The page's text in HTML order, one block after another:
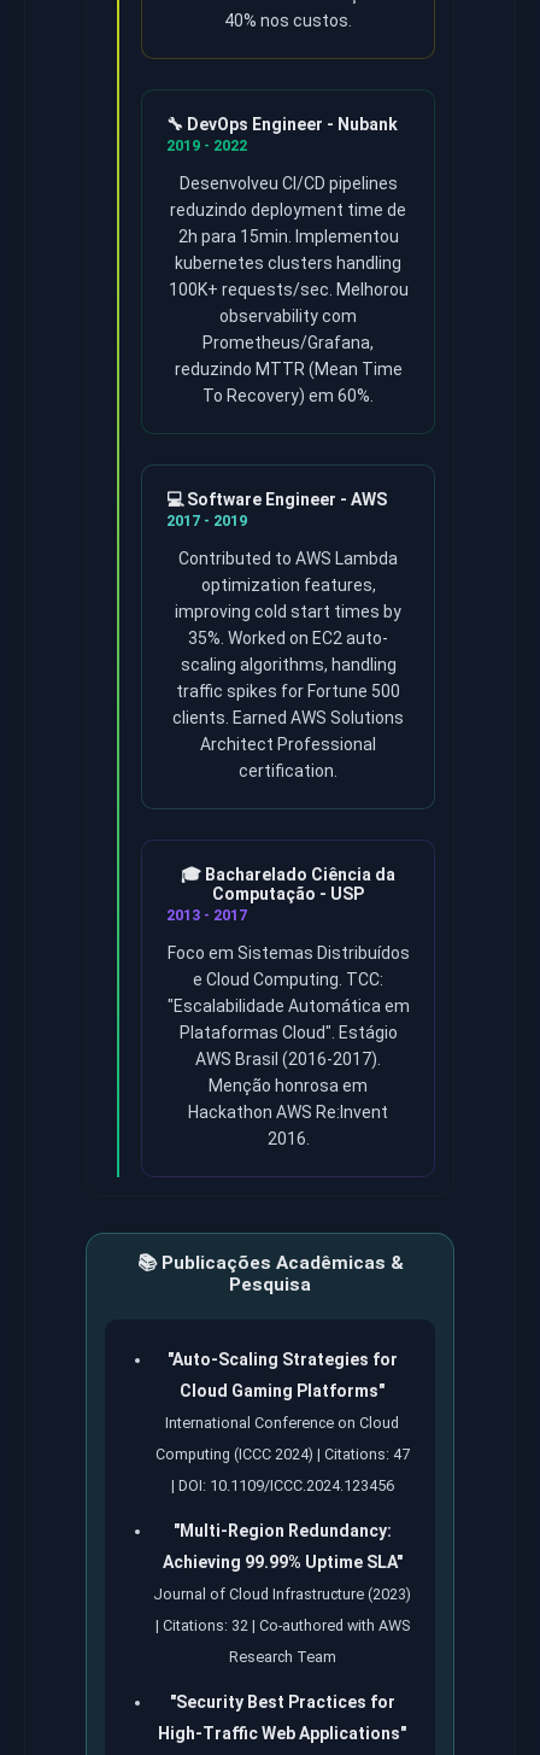
40% nos custos.
🔧 DevOps Engineer - Nubank
2019 - 2022
Desenvolveu CI/CD pipelines
reduzindo deployment time de
2h para 15min. Implementou
kubernetes clusters handling
100K+ requests/sec. Melhorou
observability com
Prometheus/Grafana,
reduzindo MTTR (Mean Time
To Recovery) em 60%.
💻 Software Engineer - AWS
2017 - 2019
Contributed to AWS Lambda
optimization features,
improving cold start times by
35%. Worked on EC2 auto-
scaling algorithms, handling
traffic spikes for Fortune 500
clients. Earned AWS Solutions
Architect Professional
certification.
🎓 Bacharelado Ciência da
Computação - USP
2013 - 2017
Foco em Sistemas Distribuídos
e Cloud Computing. TCC:
"Escalabilidade Automática em
Plataformas Cloud". Estágio
AWS Brasil (2016-2017).
Menção honrosa em
Hackathon AWS Re:Invent
2016.
📚 Publicações Acadêmicas &
Pesquisa
"Auto-Scaling Strategies for
Cloud Gaming Platforms"
International Conference on Cloud
Computing (ICCC 2024) | Citations: 47
| DOI: 10.1109/ICCC.2024.123456
"Multi-Region Redundancy:
Achieving 99.99% Uptime SLA"
Journal of Cloud Infrastructure (2023)
| Citations: 32 | Co-authored with AWS
Research Team
"Security Best Practices for
High-Traffic Web Applications"